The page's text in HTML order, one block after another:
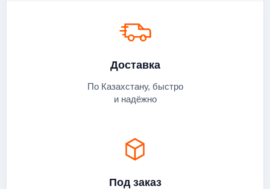
Под заказ
Доставка
По Казахстану, быстро
и надёжно